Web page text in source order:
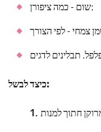
שום - כמה ציפורן;
כיצד לבשל: